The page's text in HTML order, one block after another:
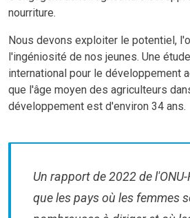
nourriture.
Nous devons exploiter le potentiel,
l'ingéniosité de nos jeunes. Une
international pour le développement
que l'âge moyen des agriculteurs
développement est d'environ 34 ans.
Un rapport de 2022 de
que les pays où les femmes